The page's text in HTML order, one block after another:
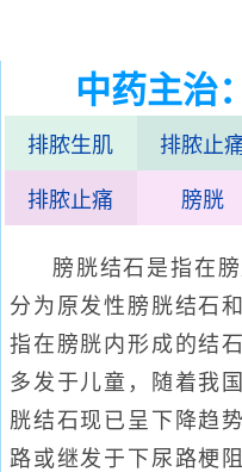
中药主治：
排脓生肌 排脓止
排脓止痛 膀胱
膀胱结石是指在
分为原发性膀胱结石
指在膀胱内形成的结
多发于儿童，随着我
胱结石现已呈下降趋
路或继发于下尿路梗